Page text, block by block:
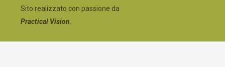
Sito realizzato con passione da
Practical Vision